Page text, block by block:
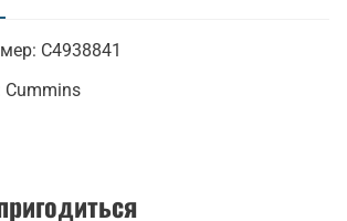
C4938841
Cummins